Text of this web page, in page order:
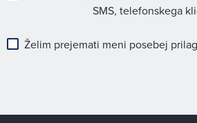
SMS, telefonskega
Želim prejemati meni posebej